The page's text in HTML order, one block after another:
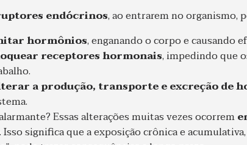
endócrinos, ao entrarem no organismo,
hormônios, enganando o corpo e causando
receptores hormonais, impedindo que
a produção, transporte e excreção de
Essas alterações muitas vezes ocorrem
. Isso significa que a exposição crônica e